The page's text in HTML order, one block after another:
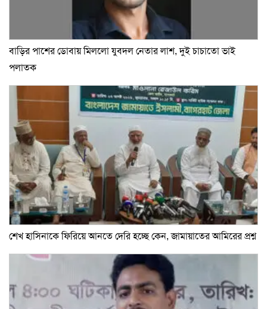
বাড়ির পাশের ডোবায় মিললো যুবদল নেতার লাশ, দুই চাচাতো ভাই
পলাতক
শেখ হাসিনাকে ফিরিয়ে আনতে দেরি হচ্ছে কেন, জামায়াতের আমিরের প্রশ্ন